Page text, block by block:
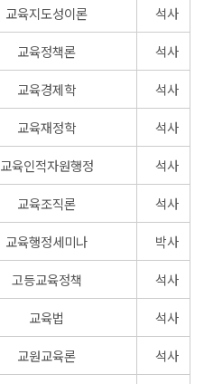
교육지도성이론
석사
교육정책론
석사
교육경제학
석사
교육재정학
석사
교육인적자원행정
석사
교육조직론
석사
교육행정세미나
박사
고등교육정책
석사
교육법
석사
교원교육론
석사